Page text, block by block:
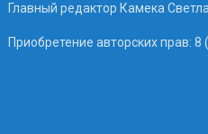
Главный редактор Камека
Приобретение авторских прав: